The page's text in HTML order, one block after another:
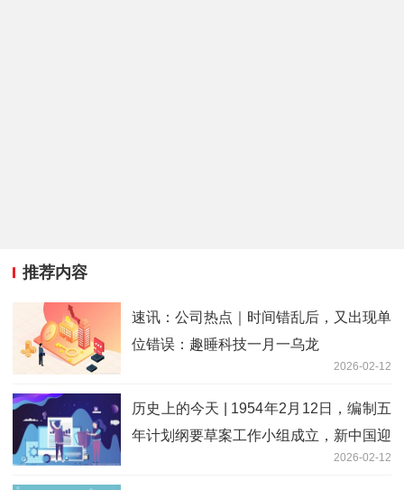
推荐内容
速讯：公司热点｜时间错乱后，又出现单
位错误：趣睡科技一月一乌龙
2026-02-12
历史上的今天 | 1954年2月12日，编制五
年计划纲要草案工作小组成立，新中国迎
2026-02-12